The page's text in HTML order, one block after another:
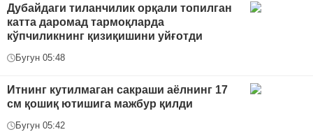
Дубайдаги тиланчилик орқали топилган
катта даромад тармоқларда
кўпчиликнинг қизиқишини уйғотди
Бугун 05:48
Итнинг кутилмаган сакраши аёлнинг 17
см қошиқ ютишига мажбур қилди
Бугун 05:42